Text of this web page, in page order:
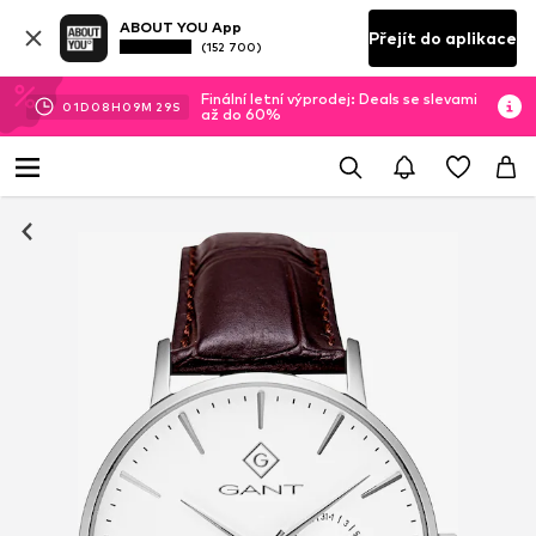
ABOUT YOU App
(152 700) Přejít do aplikace
01D 08H 09M 28S
Finální letní výprodej: Deals se slevami
až do 60%